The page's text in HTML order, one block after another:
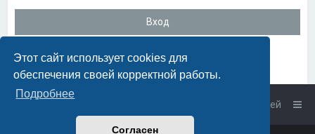
Этот сайт использует cookies для
обеспечения своей корректной работы.
Подробнее
Согласен
Связаться с администрацией